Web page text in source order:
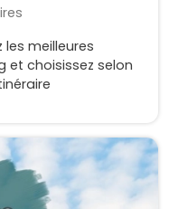
les meilleures
et choisissez selon